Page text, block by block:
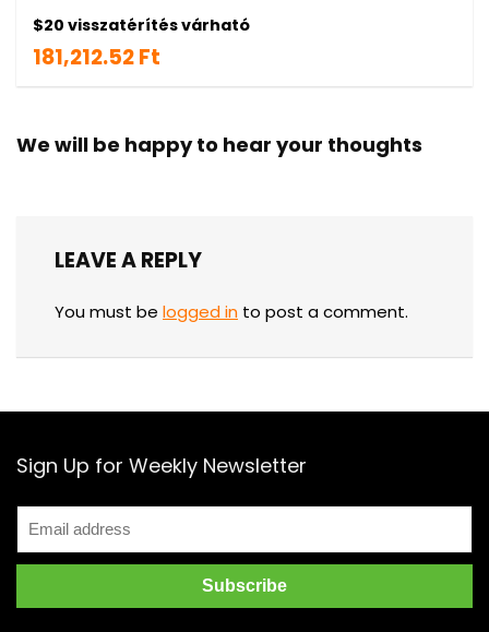
$20 visszatérítés várható
181,212.52 Ft
We will be happy to hear your thoughts
LEAVE A REPLY
You must be logged in to post a comment.
Sign Up for Weekly Newsletter